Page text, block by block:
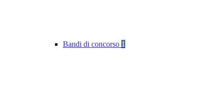
Bandi di concorso 1